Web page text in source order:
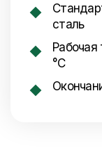
сталь
°C